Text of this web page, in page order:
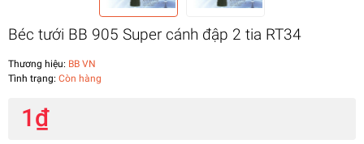
Béc tưới BB 905 Super cánh đập 2 tia RT34
Thương hiệu: BB VN
Tình trạng: Còn hàng
1₫